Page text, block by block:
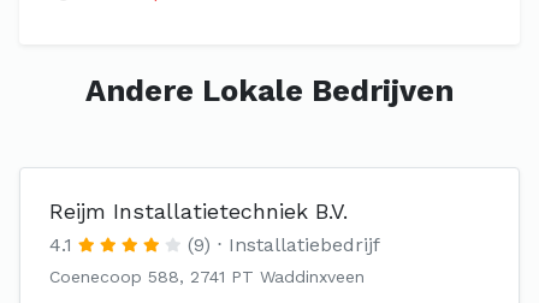
Andere Lokale Bedrijven
Reijm Installatietechniek B.V.
4.1 (9) Installatiebedrijf
Coenecoop 588, 2741 PT Waddinxveen